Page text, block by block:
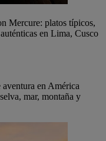
Mercure: platos típicos,
en Lima, Cusco
en América
mar, montaña y